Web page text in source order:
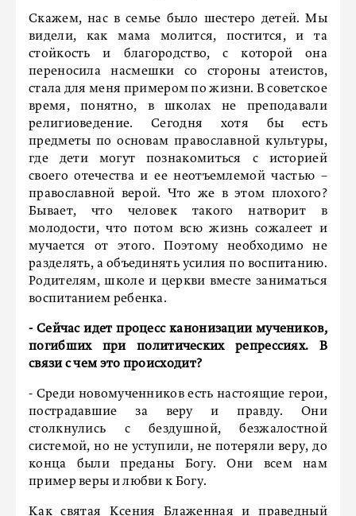
Скажем, нас в семье было шестеро детей. Мы
видели, как мама молится, постится, и та
стойкость и благородство, с которой она
переносила насмешки со стороны атеистов,
стала для меня примером по жизни. В советское
время, понятно, в школах не преподавали
религиоведение. Сегодня хотя бы есть
предметы по основам православной культуры,
где дети могут познакомиться с историей
своего отечества и ее неотъемлемой частью –
православной верой. Что же в этом плохого?
Бывает, что человек такого натворит в
молодости, что потом всю жизнь сожалеет и
мучается от этого. Поэтому необходимо не
разделять, а объединять усилия по воспитанию.
Родителям, школе и церкви вместе заниматься
воспитанием ребенка.
- Сейчас идет процесс канонизации мучеников,
погибших при политических репрессиях. В
связи с чем это происходит?
- Среди новомученников есть настоящие герои,
пострадавшие за веру и правду. Они
столкнулись с бездушной, безжалостной
системой, но не уступили, не потеряли веру, до
конца были преданы Богу. Они всем нам
пример веры и любви к Богу.
Как святая Ксения Блаженная и праведный